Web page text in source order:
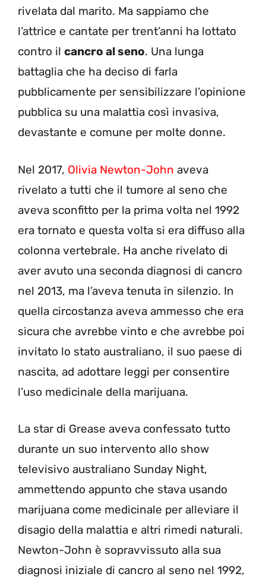
rivelata dal marito. Ma sappiamo che
l’attrice e cantate per trent’anni ha lottato
contro il cancro al seno. Una lunga
battaglia che ha deciso di farla
pubblicamente per sensibilizzare l’opinione
pubblica su una malattia così invasiva,
devastante e comune per molte donne.
Nel 2017, Olivia Newton-John aveva
rivelato a tutti che il tumore al seno che
aveva sconfitto per la prima volta nel 1992
era tornato e questa volta si era diffuso alla
colonna vertebrale. Ha anche rivelato di
aver avuto una seconda diagnosi di cancro
nel 2013, ma l’aveva tenuta in silenzio. In
quella circostanza aveva ammesso che era
sicura che avrebbe vinto e che avrebbe poi
invitato lo stato australiano, il suo paese di
nascita, ad adottare leggi per consentire
l’uso medicinale della marijuana.
La star di Grease aveva confessato tutto
durante un suo intervento allo show
televisivo australiano Sunday Night,
ammettendo appunto che stava usando
marijuana come medicinale per alleviare il
disagio della malattia e altri rimedi naturali.
Newton-John è sopravvissuto alla sua
diagnosi iniziale di cancro al seno nel 1992,